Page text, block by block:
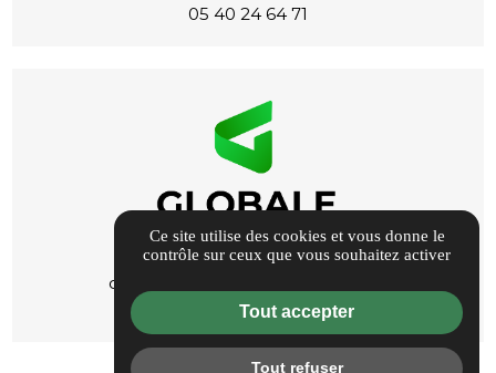
05 40 24 64 71
GLOBALE ENERGIE PAGES
contact@globaleenergiepages.fr
05 40 24 63 71
Ce site utilise des cookies et vous donne le
contrôle sur ceux que vous souhaitez activer
Tout accepter
Tout refuser